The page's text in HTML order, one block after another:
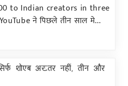
to Indian creators in three
ने पिछले तीन साल मे...
शोएब अख्तर नहीं, तीन और